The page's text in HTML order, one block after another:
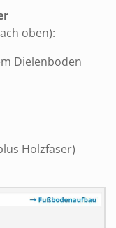
oben):
Dielenboden
Holzfaser)